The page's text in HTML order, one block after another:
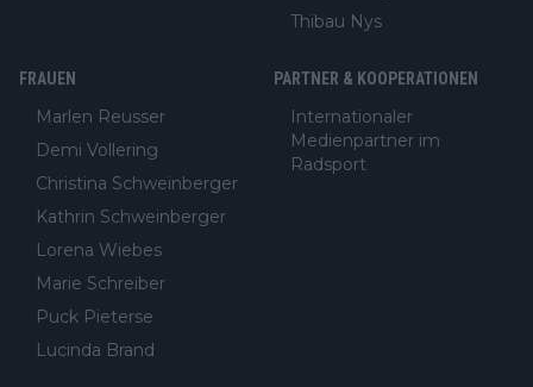
Thibau Nys
FRAUEN
Marlen Reusser
Demi Vollering
Christina Schweinberger
Kathrin Schweinberger
Lorena Wiebes
Marie Schreiber
Puck Pieterse
Lucinda Brand
PARTNER & KOOPERATIONEN
Internationaler
Medienpartner im
Radsport